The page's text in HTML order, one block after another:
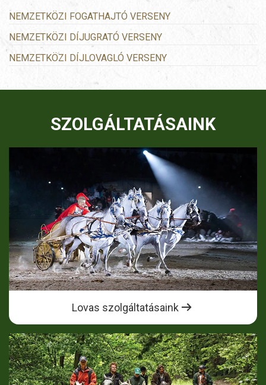
NEMZETKÖZI FOGATHAJTÓ VERSENY
NEMZETKÖZI DÍJUGRATÓ VERSENY
NEMZETKÖZI DÍJLOVAGLÓ VERSENY
SZOLGÁLTATÁSAINK
Lovas szolgáltatásaink